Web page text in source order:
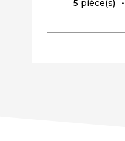
5 pièce(s)